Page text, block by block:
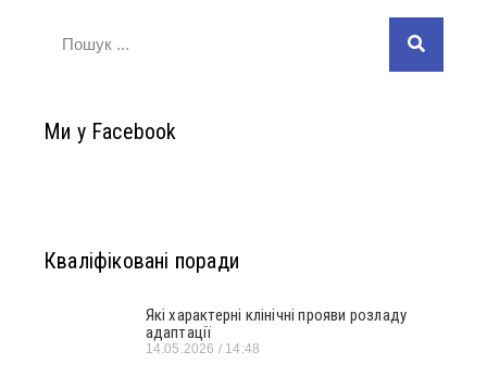
Ми у Facebook
Кваліфіковані поради
Які характерні клінічні прояви розладу
адаптації
14.05.2026 14:48